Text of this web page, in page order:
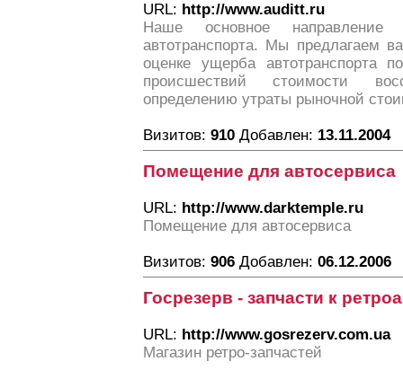
URL: http://www.auditt.ru
Наше основное направление
автотранспорта. Мы предлагаем
оценке ущерба автотранспорта
происшествий стоимости
определению утраты рыночной
Визитов: 910 Добавлен: 13.11.2004
Помещение для автосервиса
URL: http://www.darktemple.ru
Помещение для автосервиса
Визитов: 906 Добавлен: 06.12.2006
Госрезерв - запчасти к
URL: http://www.gosrezerv.com.ua
Магазин ретро-запчастей